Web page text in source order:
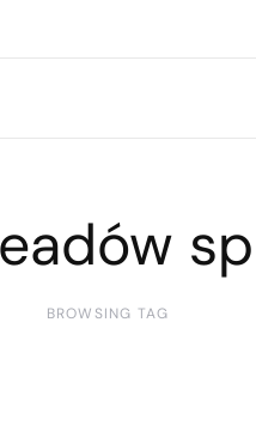
BROWSING TAG